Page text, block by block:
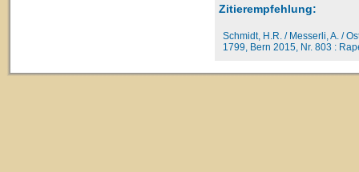
Zitierempfehlung:
Schmidt, H.R. / Messerli, A. /
1799, Bern 2015, Nr. 803 :